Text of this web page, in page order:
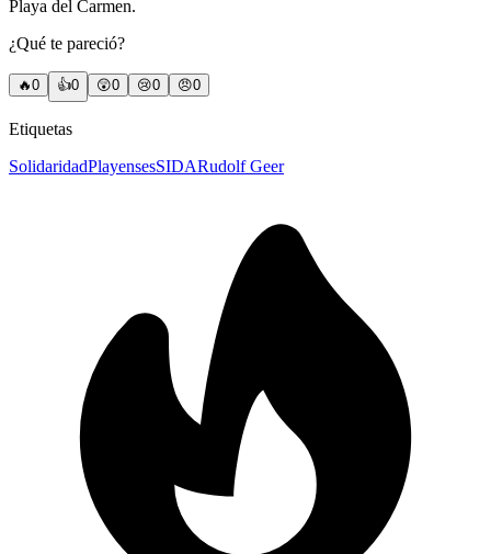
Playa del Carmen.
¿Qué te pareció?
🔥0 👍0 😲0 😢0 😠0
Etiquetas
SolidaridadPlayensesSIDARudolf Geer